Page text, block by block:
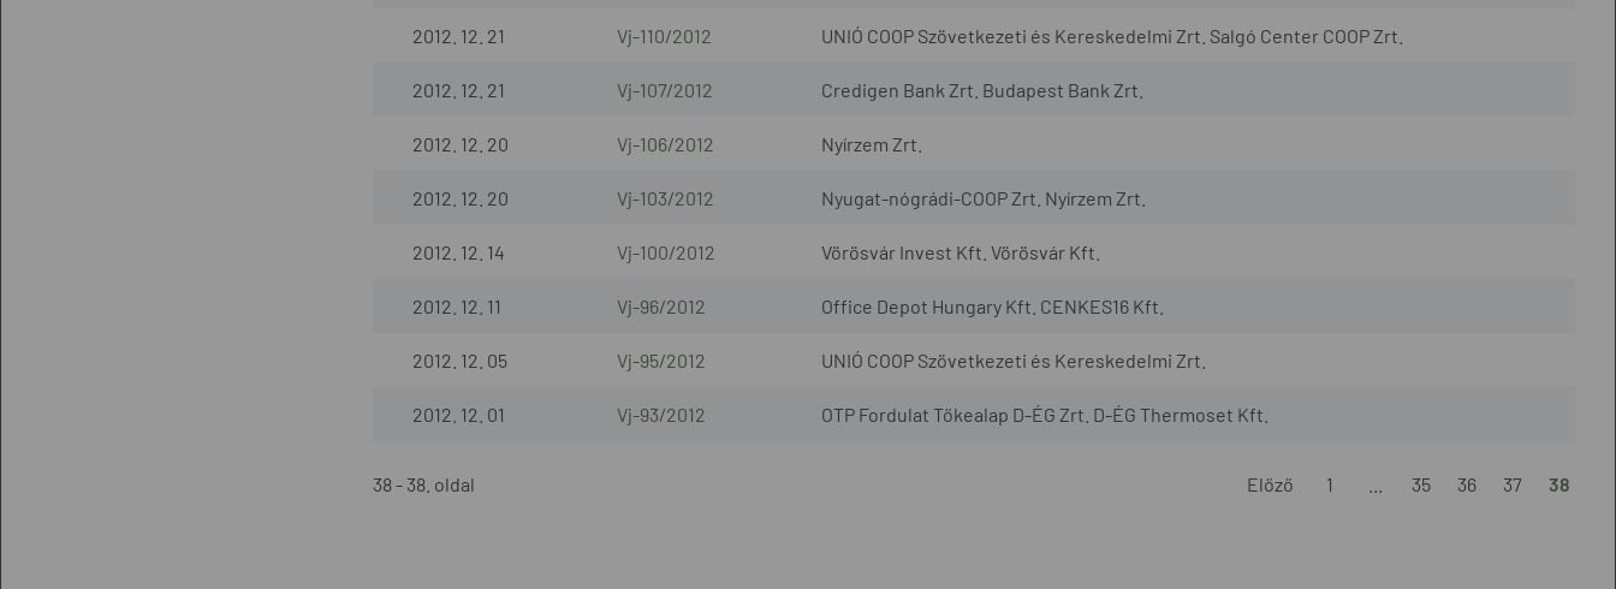
2012. 12. 21 Vj-110/2012 UNIÓ COOP Szövetkezeti és Kereskedelmi Zrt. Salgó Center COOP Zrt.
2012. 12. 21 Vj-107/2012 Credigen Bank Zrt. Budapest Bank Zrt.
2012. 12. 20 Vj-106/2012 Nyírzem Zrt.
2012. 12. 20 Vj-103/2012 Nyugat-nógrádi-COOP Zrt. Nyírzem Zrt.
2012. 12. 14 Vj-100/2012 Vörösvár Invest Kft. Vörösvár Kft.
2012. 12. 11 Vj-96/2012 Office Depot Hungary Kft. CENKES16 Kft.
2012. 12. 05 Vj-95/2012 UNIÓ COOP Szövetkezeti és Kereskedelmi Zrt.
2012. 12. 01 Vj-93/2012 OTP Fordulat Tőkealap D-ÉG Zrt. D-ÉG Thermoset Kft.
38 - 38. oldal Előző 1 35 36 37 38